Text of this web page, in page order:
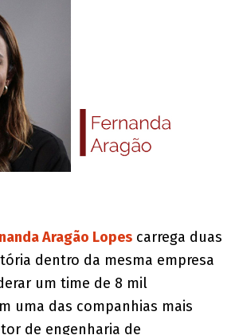
Aragão Lopes carrega duas
dentro da mesma empresa
um time de 8 mil
uma das companhias mais
de engenharia de